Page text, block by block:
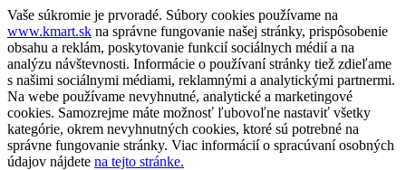
Vaše súkromie je prvoradé. Súbory cookies používame na
www.kmart.sk na správne fungovanie našej stránky, prispôsobenie
obsahu a reklám, poskytovanie funkcií sociálnych médií a na
analýzu návštevnosti. Informácie o používaní stránky tiež zdieľame
s našimi sociálnymi médiami, reklamnými a analytickými partnermi.
Na webe používame nevyhnutné, analytické a marketingové
cookies. Samozrejme máte možnosť ľubovoľne nastaviť všetky
kategórie, okrem nevyhnutných cookies, ktoré sú potrebné na
správne fungovanie stránky. Viac informácií o spracúvaní osobných
údajov nájdete na tejto stránke.